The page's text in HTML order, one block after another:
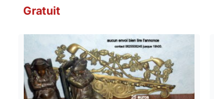
Gratuit